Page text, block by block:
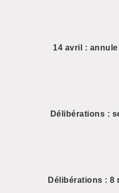
14 avril :
Délibérations :
Délibérations : 8